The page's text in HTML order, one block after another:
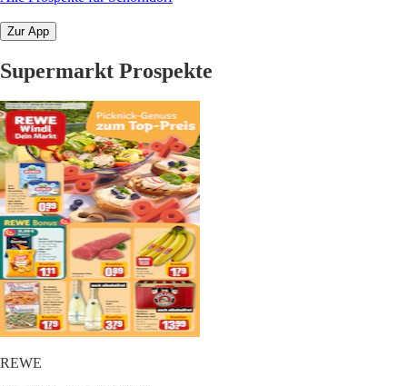
Zur App
Supermarkt Prospekte
REWE